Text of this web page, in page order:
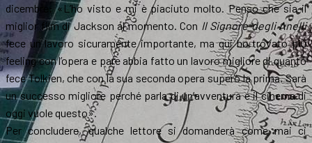
dicembre: «L’ho visto e mi è piaciuto molto. Penso che sia il
miglior film di Jackson al momento. Con Il Signore degli Anelli
fece un lavoro sicuramente importante, ma qui ho trovato più
feeling con l’opera e pare abbia fatto un lavoro migliore di quanto
fece Tolkien, che con la sua seconda opera superò la prima. Sarà
un successo migliore perché parla di un’avventura e il cinema di
oggi vuole questo».
Per concludere, qualche lettore si domanderà come mai ci